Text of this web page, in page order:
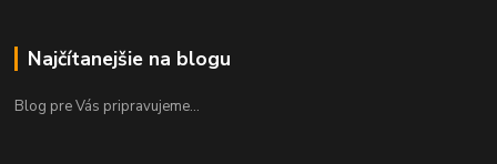
Najčítanejšie na blogu
Blog pre Vás pripravujeme...